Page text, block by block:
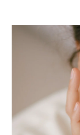
MODA & LJEPOTA